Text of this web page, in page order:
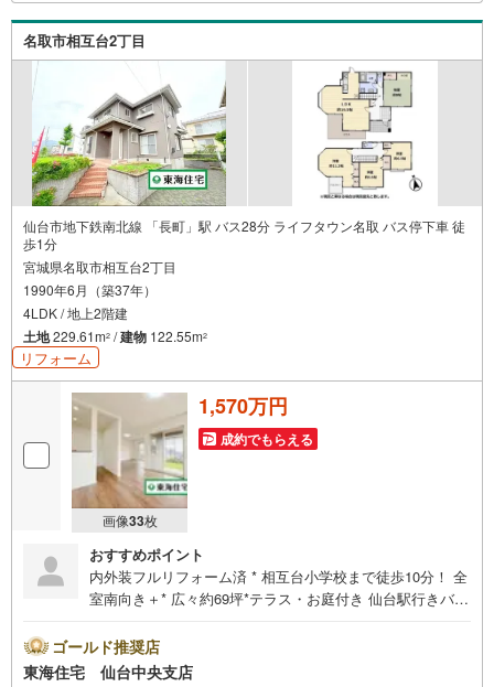
00（定休日火・水曜日※店舗により変動あり）現地のご案
内も可能ですので、どうぞお気軽にお問い合わせくださ
い！
名取市相互台2丁目
仙台市地下鉄南北線 「長町」駅 バス28分 ライフタウン名取 バス停下車 徒
歩1分
宮城県名取市相互台2丁目
1990年6月（築37年）
4LDK / 地上2階建
土地229.61m2 /建物 122.55m2
リフォーム
画像33枚
1,570万円
成約でもらえる
おすすめポイント
内外装フルリフォーム済 * 相互台小学校まで徒歩10分！ 全
室南向き＋* 広々約69坪*テラス・お庭付き 仙台駅行きバス
ォーム内容 *・ 水回り新品交換:キッチン、浴室、トイレ、
洗面台 外装:外壁屋根塗装、玄関ドア交換 内装:クロス張
ゴールド推奨店
東海住宅 仙台中央支店